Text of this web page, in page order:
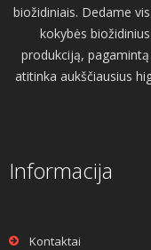
biožidiniais. Dedame
kokybės
produkciją,
atitinka aukščiausius
Informacija
Kontaktai